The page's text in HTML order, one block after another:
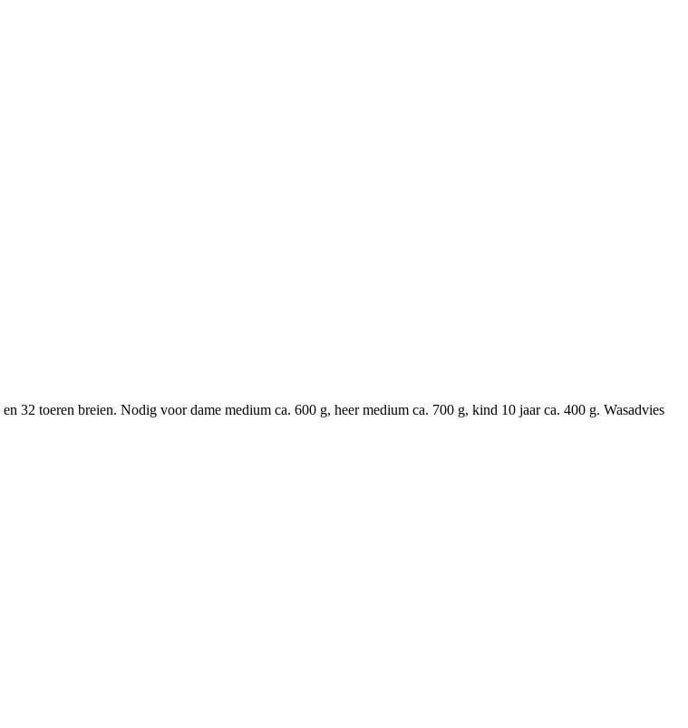
32 toeren breien. Nodig voor dame medium ca. 600 g, heer medium ca. 700 g, kind 10 jaar ca. 400 g. Wasadvies